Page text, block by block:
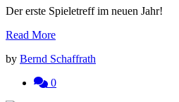
Der erste Spieletreff im neuen Jahr!
Read More
by Bernd Schaffrath
0